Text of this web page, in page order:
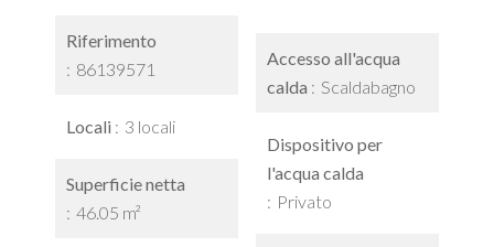
Riferimento
86139571
Locali 3 locali
Superficie netta
46.05 m²
Accesso all'acqua
calda
Scaldabagno
Dispositivo per
l'acqua calda
Privato